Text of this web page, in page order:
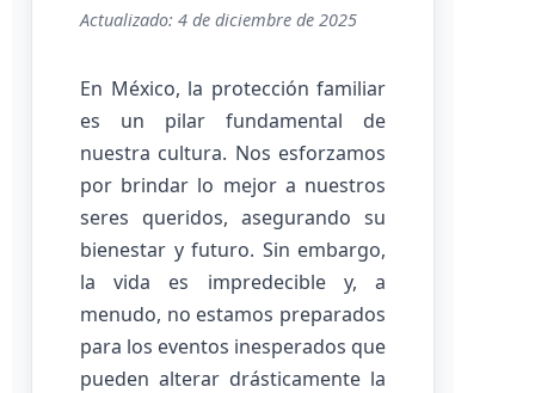
Actualizado: 4 de diciembre de 2025
En México, la protección familiar
es un pilar fundamental de
nuestra cultura. Nos esforzamos
por brindar lo mejor a nuestros
seres queridos, asegurando su
bienestar y futuro. Sin embargo,
la vida es impredecible y, a
menudo, no estamos preparados
para los eventos inesperados que
pueden alterar drásticamente la